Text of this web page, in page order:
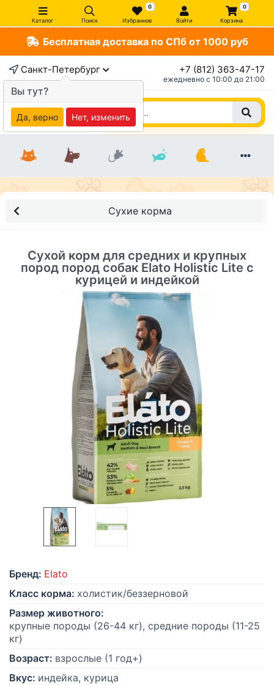
Каталог Поиск
0
Избранное Войти
0
Корзина
Бесплатная доставка по СПб от 1000 руб
Санкт-Петербург +7 (812) 363-47-17
ежедневно c 10:00 до 21:00
Сухие корма
Сухой корм для средних и крупных
пород пород собак Elato Holistic Lite с
курицей и индейкой
Бренд: Elato
Класс корма: холистик/беззерновой
Размер животного:
крупные породы (26-44 кг), средние породы (11-25
кг)
Возраст: взрослые (1 год+)
Вкус: индейка, курица
Вы тут?
Да, верно Нет, изменить